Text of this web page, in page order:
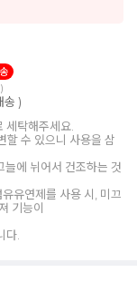
)
세탁해주세요.
할 수 있으니 사용을 삼
늘에 뉘어서 건조하는 것
유연제를 사용 시, 미끄
기능이
다.